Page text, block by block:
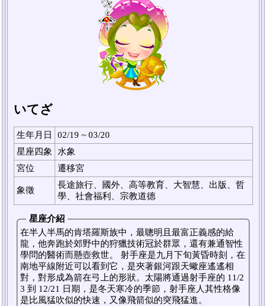
いてざ
生年月日
02/19 ~ 03/20
星座四象
水象
宮位
遷移宮
象徵
長途旅行、國外、高等教育、大智慧、出版、哲
學、社會福利、宗教道德
星座介紹
在半人半馬的肯塔羅斯族中，最聰明且最富正義感的給
龍，他奔跑於郊野中的狩獵技術冠於群眾，還有兼通智性
學問的醫術而懸壺救世。 射手座是九月下旬黃昏時刻，在
南地平線附近可以看到它，是夾著銀河跟天蠍座遙遙相
對，對形成為箭在弓上的形狀。太陽將通過射手座的 11/2
3 到 12/21 日期，是冬天寒冷的季節，射手座人其性格像
是比風猛吹似的快速，又像飛箭似的突飛猛進。